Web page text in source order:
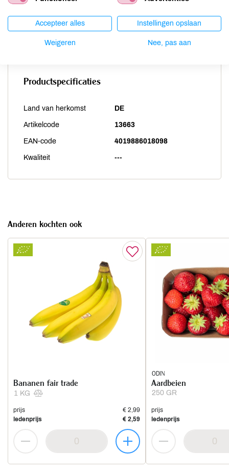
Weekdieren
onbekend
Productspecificaties
Land van herkomst DE
Artikelcode 13663
EAN-code 4019886018098
Kwaliteit ---
Anderen kochten ook
1 KG
Bananen fair trade
prijs
€ 2,99
ledenprijs
€ 2,59
ODIN
250 GR
Aardbeien
prijs
ledenprijs
Accepteer alles Instellingen opslaan
Weigeren Nee, pas aan